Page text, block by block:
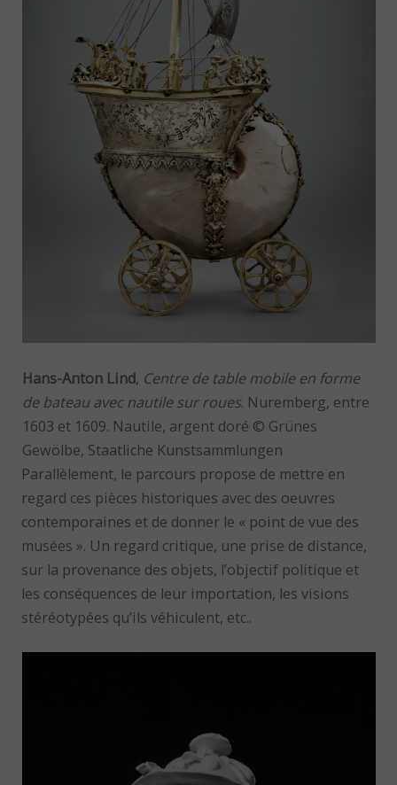
Hans-Anton Lind, Centre de table mobile en forme
de bateau avec nautile sur roues. Nuremberg, entre
1603 et 1609. Nautile, argent doré © Grünes
Gewölbe, Staatliche Kunstsammlungen
Parallèlement, le parcours propose de mettre en
regard ces pièces historiques avec des oeuvres
contemporaines et de donner le « point de vue des
musées ». Un regard critique, une prise de distance,
sur la provenance des objets, l’objectif politique et
les conséquences de leur importation, les visions
stéréotypées qu’ils véhiculent, etc..